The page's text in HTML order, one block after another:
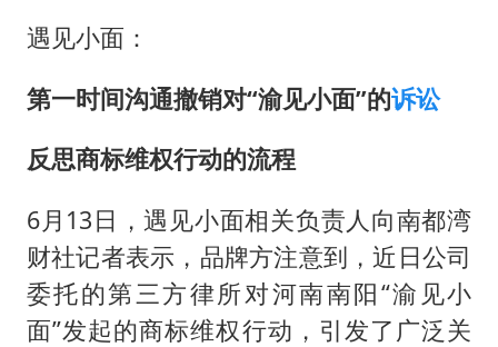
遇见小面：
第一时间沟通撤销对“渝见小面”的诉讼
反思商标维权行动的流程
6月13日，遇见小面相关负责人向南都湾
财社记者表示，品牌方注意到，近日公司
委托的第三方律所对河南南阳“渝见小
面”发起的商标维权行动，引发了广泛关